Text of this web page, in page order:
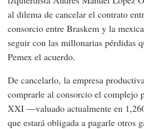
al dilema de cancelar el contrato
consorcio entre Braskem y la
seguir con las millonarias pérdidas
Pemex el acuerdo.
De cancelarlo, la empresa
comprarle al consorcio el complejo
XXI —valuado actualmente en
que estará obligada a pagarle otros